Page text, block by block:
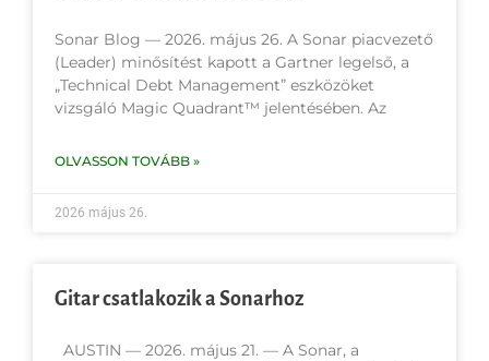
Sonar Blog — 2026. május 26. A Sonar piacvezető
(Leader) minősítést kapott a Gartner legelső, a
„Technical Debt Management” eszközöket
vizsgáló Magic Quadrant™ jelentésében. Az
OLVASSON TOVÁBB »
2026 május 26.
Gitar csatlakozik a Sonarhoz
AUSTIN — 2026. május 21. — A Sonar, a